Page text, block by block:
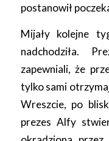
postanowił
Mijały kolejne
nadchodziła.
zapewniali, że
tylko sami
Wreszcie, po
prezes Alfy